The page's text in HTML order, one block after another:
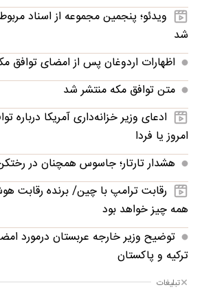
ویدئو؛ پنجمین مجموعه از اسناد
شد
اظهارات اردوغان پس از امضای توافق
متن توافق مکه منتشر شد
ادعای وزیر خزانه‌داری آمریکا درباره
امروز یا فردا
هشدار تارتار؛ جاسوس همچنان در
رقابت ترامپ با چین/ برنده رقابت
همه چیز خواهد بود
توضیح وزیر خارجه عربستان درمورد
ترکیه و پاکستان
تبلیغات